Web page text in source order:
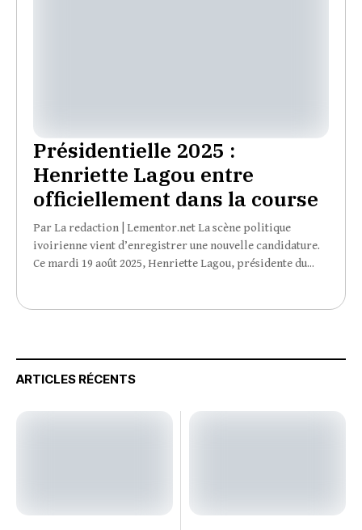
Présidentielle 2025 :
Henriette Lagou entre
officiellement dans la course
Par La redaction | Lementor.net La scène politique
ivoirienne vient d’enregistrer une nouvelle candidature.
Ce mardi 19 août 2025, Henriette Lagou, présidente du...
ARTICLES RÉCENTS